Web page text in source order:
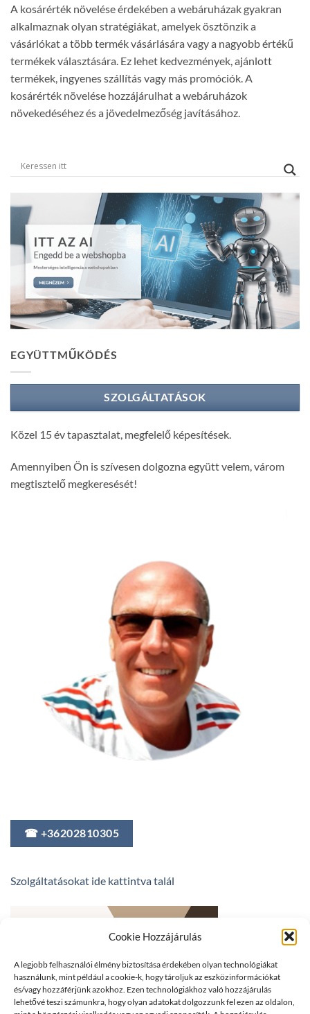
Cookie Hozzájárulás
A legjobb felhasználói élmény biztosítása érdekében olyan technológiákat
használunk, mint például a cookie-k, hogy tároljuk az eszközinformációkat
és/vagy hozzáférjünk azokhoz. Ezen technológiákhoz való hozzájárulás
lehetővé teszi számunkra, hogy olyan adatokat dolgozzunk fel ezen az oldalon,
A kosárérték növelése érdekében a webáruházak gyakran
alkalmaznak olyan stratégiákat, amelyek ösztönzik a
vásárlókat a több termék vásárlására vagy a nagyobb értékű
termékek választására. Ez lehet kedvezmények, ajánlott
termékek, ingyenes szállítás vagy más promóciók. A
kosárérték növelése hozzájárulhat a webáruházok
növekedéséhez és a jövedelmezőség javításához.
EGYÜTTMŰKÖDÉS
SZOLGÁLTATÁSOK
Közel 15 év tapasztalat, megfelelő képesítések.
Amennyiben Ön is szívesen dolgozna együtt velem, várom
megtisztelő megkeresését!
☎ +36202810305
Szolgáltatásokat ide kattintva talál